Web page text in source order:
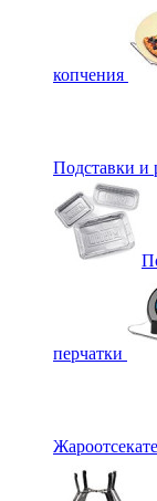
копчения
Подставки и
перчатки